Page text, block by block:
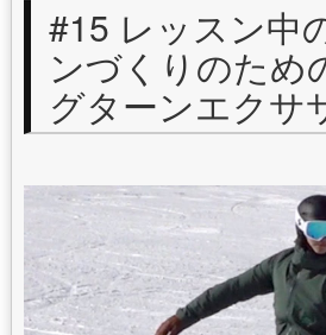
#15 レッスン中
ンづくりのため
グターンエクサ